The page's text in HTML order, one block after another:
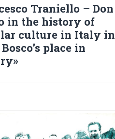
stampa
italiana”
Traniello – Don
in the history of
culture in Italy in
place in